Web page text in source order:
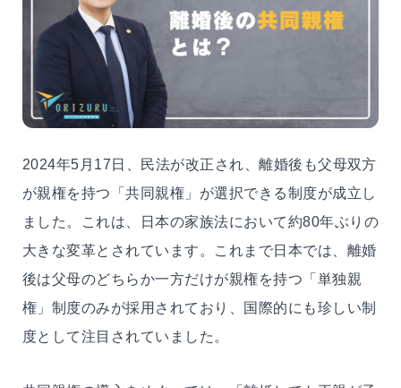
2024年5月17日、民法が改正され、離婚後も父母双方
が親権を持つ「共同親権」が選択できる制度が成立し
ました。これは、日本の家族法において約80年ぶりの
大きな変革とされています。これまで日本では、離婚
後は父母のどちらか一方だけが親権を持つ「単独親
権」制度のみが採用されており、国際的にも珍しい制
度として注目されていました。